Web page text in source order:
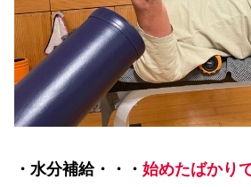
・水分補給・・・ 始めたばかり